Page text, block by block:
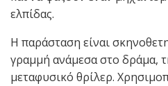
ελπίδας.
Η παράσταση είναι
γραμμή ανάμεσα στο δράμα,
μεταφυσικό θρίλερ.